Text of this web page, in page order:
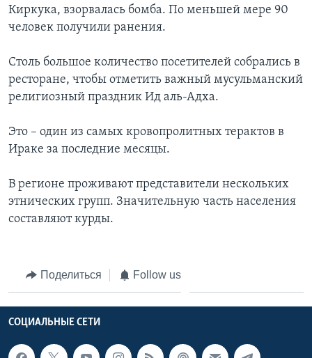
НЬЮ-ЙОРК NEW YORK
АМЕРИКА. БОЛЬШОЕ ПУТЕШЕСТВИЕ
ТЕСТЫ
ВИДЕО
ПОДПИСКА НА НОВОСТИ
Learning English
Киркука, взорвалась бомба. По меньшей мере 90
человек получили ранения.
Столь большое количество посетителей собрались в
ресторане, чтобы отметить важный мусульманский
религиозный праздник Ид аль-Адха.
Это – один из самых кровопролитных терактов в
Ираке за последние месяцы.
В регионе проживают представители нескольких
этнических групп. Значительную часть населения
составляют курды.
Поделиться Follow us
СОЦИАЛЬНЫЕ СЕТИ